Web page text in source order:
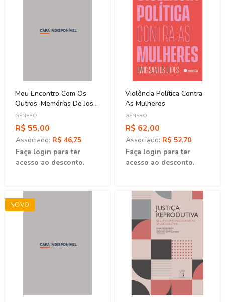
Meu Encontro Com Os
Outros: Memórias De José
De Albuquerque, Pioneiro
Da Sexologia No Brasil
GÊNERO
R$ 55,00
Associado: R$ 46,75
Faça login para ter
acesso ao desconto.
NOVO
Violência Política Contra
As Mulheres
GÊNERO
R$ 62,00
Associado: R$ 52,70
Faça login para ter
acesso ao desconto.